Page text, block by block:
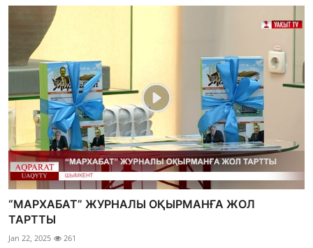
“МАРХАБАТ” ЖУРНАЛЫ ОҚЫРМАНҒА ЖОЛ
ТАРТТЫ
Jan 22, 2025 261